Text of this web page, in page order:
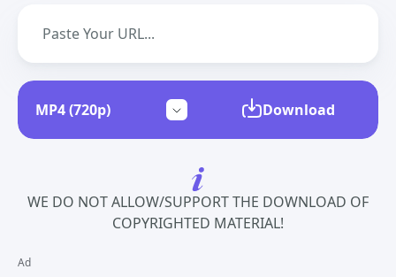
Download
WE DO NOT ALLOW/SUPPORT THE DOWNLOAD OF
COPYRIGHTED MATERIAL!
Ad